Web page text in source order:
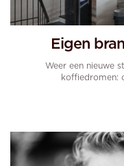
Eigen
Weer een nieuwe
koffiedromen: